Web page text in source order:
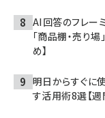
AI回答のフレー
「商品棚・売り
め】
明日からすぐに
す活用術8選【週